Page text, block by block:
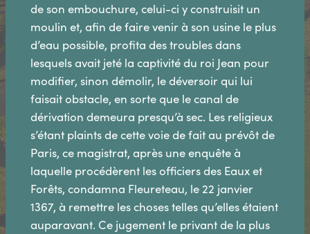
de son embouchure, celui-ci y construisit un
moulin et, afin de faire venir à son usine le plus
d’eau possible, profita des troubles dans
lesquels avait jeté la captivité du roi Jean pour
modifier, sinon démolir, le déversoir qui lui
faisait obstacle, en sorte que le canal de
dérivation demeura presqu’à sec. Les religieux
s’étant plaints de cette voie de fait au prévôt de
Paris, ce magistrat, après une enquête à
laquelle procédèrent les officiers des Eaux et
Forêts, condamna Fleureteau, le 22 janvier
1367, à remettre les choses telles qu’elles étaient
auparavant. Ce jugement le privant de la plus